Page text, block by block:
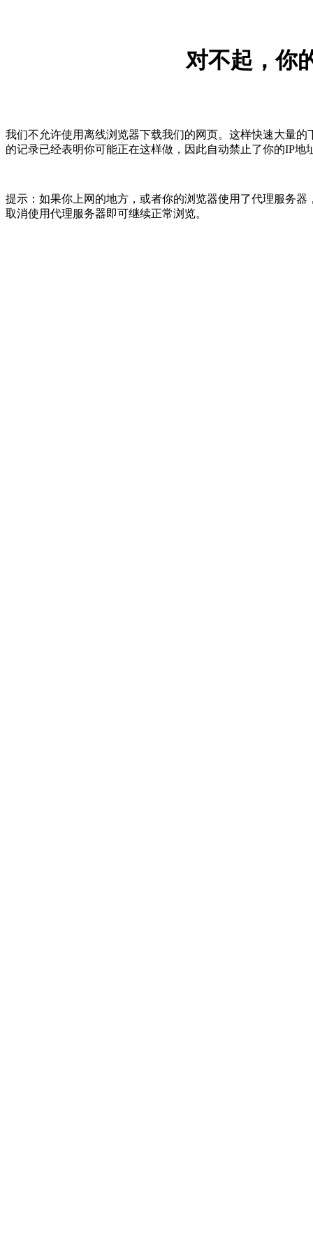
对不起，你
我们不允许使用离线浏览器下载我们的网页。这样快速大量
的记录已经表明你可能正在这样做，因此自动禁止了你的IP
提示：如果你上网的地方，或者你的浏览器使用了代理服务
取消使用代理服务器即可继续正常浏览。